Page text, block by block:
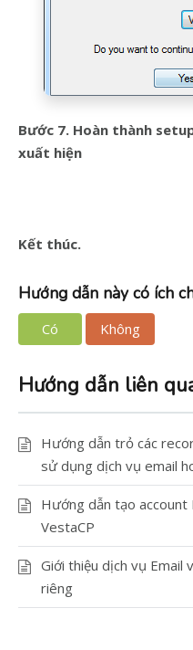
Bước 7. Hoàn thành
xuất hiện
Kết thúc.
Hướng dẫn này có ích
Có Không
Hướng dẫn liên
Hướng dẫn trỏ các
sử dụng dịch vụ email
Hướng dẫn tạo account
VestaCP
Giới thiệu dịch vụ Email
riêng